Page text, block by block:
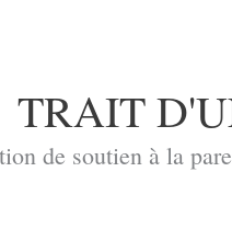
TRAIT
de soutien à la